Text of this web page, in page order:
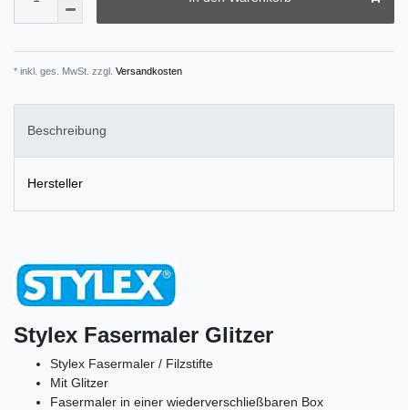
* inkl. ges. MwSt. zzgl. Versandkosten
Beschreibung
Hersteller
Stylex Fasermaler Glitzer
Stylex Fasermaler / Filzstifte
Mit Glitzer
Fasermaler in einer wiederverschließbaren Box